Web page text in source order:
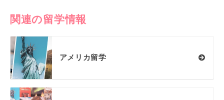
関連の留学情報
アメリカ留学